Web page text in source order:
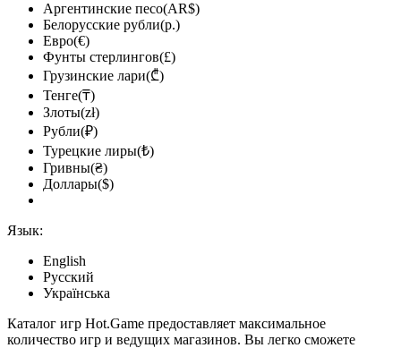
Аргентинские песо(AR$)
Белорусские рубли(р.)
Евро(€)
Фунты стерлингов(£)
Грузинские лари(₾)
Тенге(₸)
Злоты(zł)
Рубли(₽)
Турецкие лиры(₺)
Гривны(₴)
Доллары($)
Язык:
English
Русский
Українська
Каталог игр Hot.Game предоставляет максимальное
количество игр и ведущих магазинов. Вы легко сможете